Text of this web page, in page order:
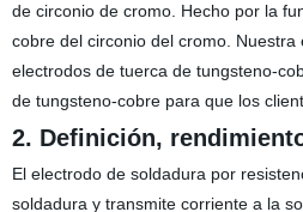
de circonio de cromo. Hecho por la
cobre del circonio del cromo.
electrodos de tuerca de tungsteno-
de tungsteno-cobre para que los
2. Definición,
El electrodo de soldadura por
soldadura y transmite corriente a la